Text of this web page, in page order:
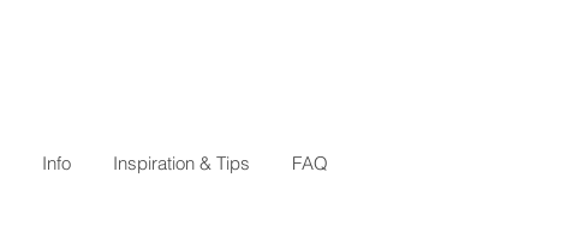
Info Inspiration & Tips FAQ